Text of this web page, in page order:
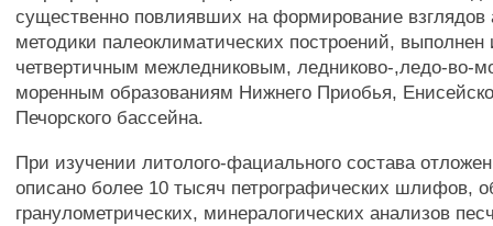
существенно повлиявших на формирование взглядов
методики палеоклиматических построений,
четвертичным межледниковым, ледниково-,ледо-во-
моренным образованиям Нижнего Приобья,
Печорского бассейна.
При изучении литолого-фациального состава
описано более 10 тысяч петрографических шлифов,
гранулометрических, минералогических анализов